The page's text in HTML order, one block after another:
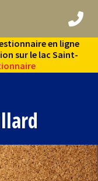
en ligne
sur le lac Saint-